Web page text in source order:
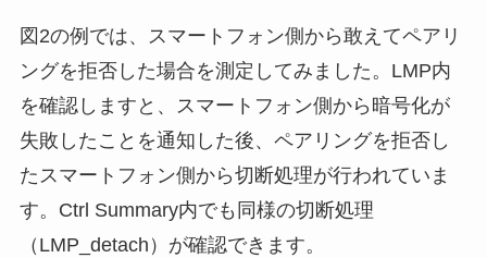
図2の例では、スマートフォン側から敢えてペアリ
ングを拒否した場合を測定してみました。LMP内
を確認しますと、スマートフォン側から暗号化が
失敗したことを通知した後、ペアリングを拒否し
たスマートフォン側から切断処理が行われていま
す。Ctrl Summary内でも同様の切断処理
（LMP_detach）が確認できます。